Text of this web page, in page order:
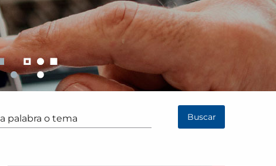
Buscar
Buscar